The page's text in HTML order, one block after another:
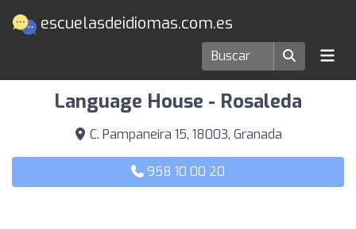
escuelasdeidiomas.com.es
Escuelas de idiomas en Granada
Language House - Rosaleda
C. Pampaneira 15, 18003, Granada
958 10 00 20